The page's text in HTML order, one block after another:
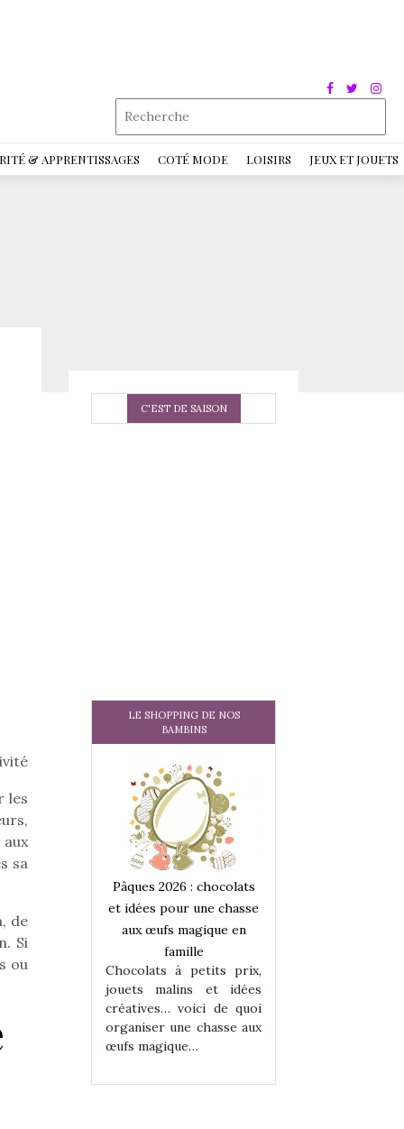
& APPRENTISSAGES COTÉ MODE LOISIRS JEUX ET JOUETS
les
sa
de
Si
ou
C'EST DE SAISON
LE SHOPPING DE NOS
BAMBINS
en
prix,
chasse aux
Pâques 2026 : chocolats
et idées pour une chasse
aux œufs magique en
famille
Chocolats à petits prix,
jouets malins et idées
créatives… voici de quoi
organiser une chasse aux
œufs magique…